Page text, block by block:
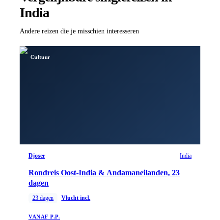
India
Andere reizen die je misschien interesseren
Cultuur
Djoser India
Rondreis Oost-India & Andamaneilanden, 23
dagen
23 dagen Vlucht incl.
VANAF P.P.